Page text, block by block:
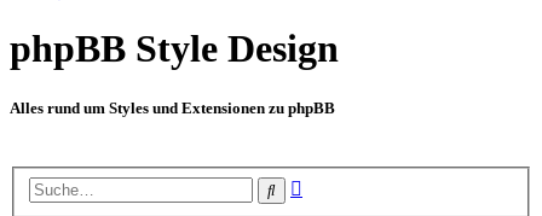
phpBB Style Design
Alles rund um Styles und Extensionen zu phpBB
Suche